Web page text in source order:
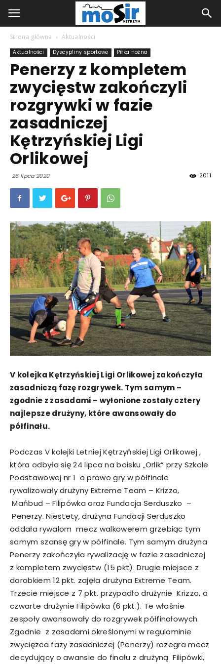
Strona główna Aktualności
Aktualności Dyscypliny sportowe Piłka nożna
Penerzy z kompletem
zwycięstw zakończyli
rozgrywki w fazie
zasadniczej
Kętrzyńskiej Ligi
Orlikowej
26 lipca 2020 2011
V kolejka Kętrzyńskiej Ligi Orlikowej zakończyła
zasadniczą fazę rozgrywek. Tym samym –
zgodnie z zasadami – wyłonione zostały cztery
najlepsze drużyny, które awansowały do
półfinału.
Podczas V kolejki Letniej Kętrzyńskiej Ligi Orlikowej ,
która odbyła się 24 lipca na boisku „Orlik” przy Szkole
Podstawowej nr 1 o prawo gry w półfinale
rywalizowały drużyny Extreme Team – Krizzo,
Mańbud – Filipówka oraz Fundacja Serduszko –
Penerzy. Niestety, drużyna Fundacji Serduszko
oddała rywalom mecz walkowerem grzebiąc tym
samym szansę gry w półfinale. Tym samym drużyna
Penerzy zakończyła rywalizację w fazie zasadniczej
z kompletem zwycięstw (15 pkt). Drugie miejsce z
dorobkiem 12 pkt. zajęła drużyna Extreme Team.
Trzecie miejsce z 7 pkt. przypadło drużynie Krizzo, a
czwarte drużynie Filipówka (6 pkt.). Te właśnie
zespoły awansowały do rozgrywek półfinałowych.
Zgodnie z zasadami określonymi w regulaminie
zwycięzca fazy zasadniczej (Penerzy) rozegra mecz
decydujący o awansie do finału z drużyną Filipówki,